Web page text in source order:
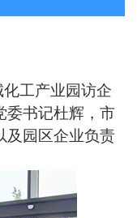
工产业园访企
委书记杜辉，市
及园区企业负责